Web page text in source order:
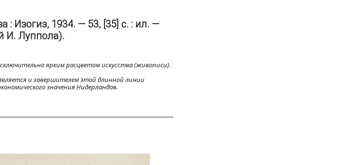
Изогиз, 1934. — 53, [35] с. : ил. —
И. Луппола).
ярким расцветом искусства (живописи).
и завершителем этой длинной линии
значения Нидерландов.